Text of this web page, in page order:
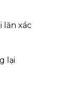
lăn xác
lại